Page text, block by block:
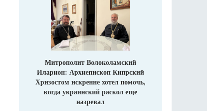
Митрополит Волоколамский
Иларион: Архиепископ Кипрский
Хризостом искренне хотел помочь,
когда украинский раскол еще
назревал